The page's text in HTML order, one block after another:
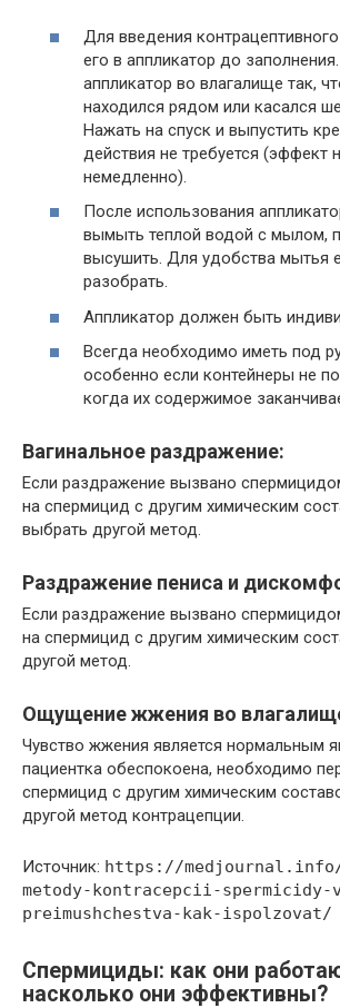
Для введения
его в аппликатор до
аппликатор во влагалище так,
находился рядом или касался
Нажать на спуск и выпустить
действия не требуется (эффект
немедленно).
После использования
вымыть теплой водой с мылом,
высушить. Для удобства мытья
разобрать.
Аппликатор должен быть
Всегда необходимо иметь под
особенно если контейнеры не
когда их содержимое
Вагинальное раздражение:
Если раздражение вызвано
на спермицид с другим химическим
выбрать другой метод.
Раздражение пениса и
Если раздражение вызвано
на спермицид с другим химическим
другой метод.
Ощущение жжения во
Чувство жжения является нормальным
пациентка обеспокоена, необходимо
спермицид с другим химическим
другой метод контрацепции.
Источник: https://
metody-kontracepcii-spermicidy-
preimushchestva-kak-ispolzovat/
Спермициды: как они
насколько они эффективны?